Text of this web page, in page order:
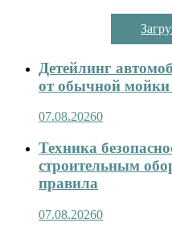
Детейлинг
от обычной мойки
07.08.20260
Техника
строительным
правила
07.08.20260